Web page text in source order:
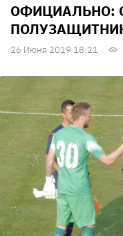
ОФИЦИАЛЬНО:
26 Июня 2019 18:21